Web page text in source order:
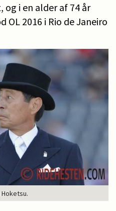
og i en alder af 74 år
2016 i Rio de Janeiro